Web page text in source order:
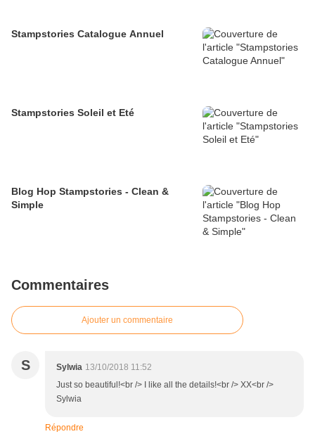
Stampstories Catalogue Annuel
Stampstories Soleil et Eté
Blog Hop Stampstories - Clean &
Simple
Commentaires
Ajouter un commentaire
S Sylwia 13/10/2018 11:52
Just so beautiful!<br /> I like all the details!<br /> XX<br />
Sylwia
Répondre